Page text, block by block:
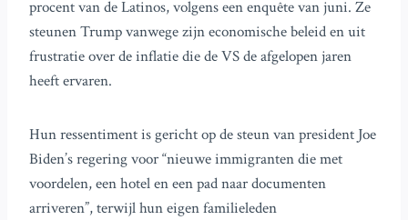
procent van de Latinos, volgens een enquête van juni. Ze
steunen Trump vanwege zijn economische beleid en uit
frustratie over de inflatie die de VS de afgelopen jaren
heeft ervaren.
Hun ressentiment is gericht op de steun van president Joe
Biden’s regering voor “nieuwe immigranten die met
voordelen, een hotel en een pad naar documenten
arriveren”, terwijl hun eigen familieleden